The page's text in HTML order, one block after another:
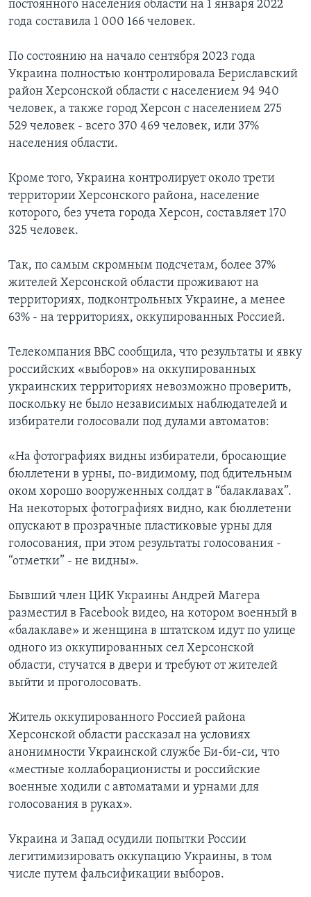
постоянного населения области на 1 января 2022
года составила 1 000 166 человек.
По состоянию на начало сентября 2023 года
Украина полностью контролировала Бериславский
район Херсонской области с населением 94 940
человек, а также город Херсон с населением 275
529 человек - всего 370 469 человек, или 37%
населения области.
Кроме того, Украина контролирует около трети
территории Херсонского района, население
которого, без учета города Херсон, составляет 170
325 человек.
Так, по самым скромным подсчетам, более 37%
жителей Херсонской области проживают на
территориях, подконтрольных Украине, а менее
63% - на территориях, оккупированных Россией.
Телекомпания BBC сообщила, что результаты и явку
российских «выборов» на оккупированных
украинских территориях невозможно проверить,
поскольку не было независимых наблюдателей и
избиратели голосовали под дулами автоматов:
«На фотографиях видны избиратели, бросающие
бюллетени в урны, по-видимому, под бдительным
оком хорошо вооруженных солдат в “балаклавах”.
На некоторых фотографиях видно, как бюллетени
опускают в прозрачные пластиковые урны для
голосования, при этом результаты голосования -
“отметки” - не видны».
Бывший член ЦИК Украины Андрей Магера
разместил в Facebook видео, на котором военный в
«балаклаве» и женщина в штатском идут по улице
одного из оккупированных сел Херсонской
области, стучатся в двери и требуют от жителей
выйти и проголосовать.
Житель оккупированного Россией района
Херсонской области рассказал на условиях
анонимности Украинской службе Би-би-си, что
«местные коллаборационисты и российские
военные ходили с автоматами и урнами для
голосования в руках».
Украина и Запад осудили попытки России
легитимизировать оккупацию Украины, в том
числе путем фальсификации выборов.